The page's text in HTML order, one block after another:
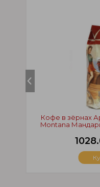
Кофе в зёрнах
Montana